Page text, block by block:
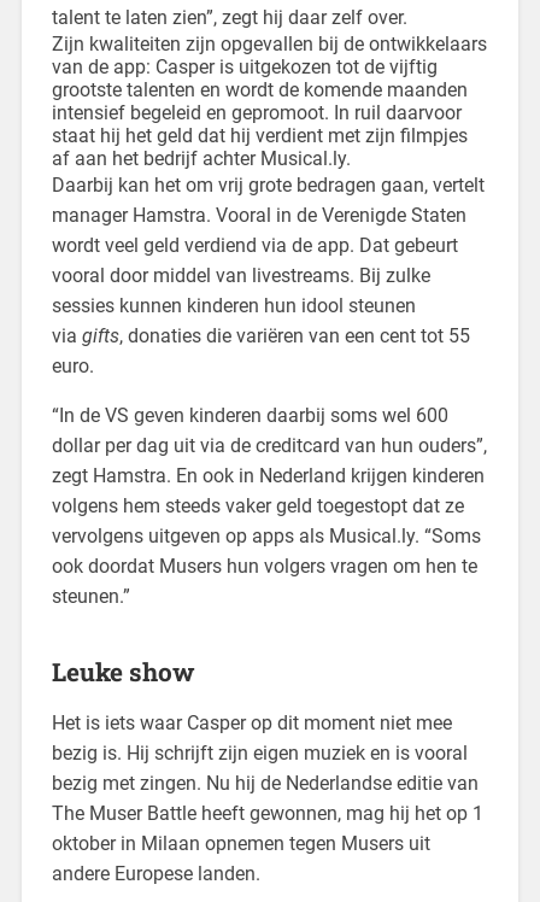
talent te laten zien”, zegt hij daar zelf over.
Zijn kwaliteiten zijn opgevallen bij de ontwikkelaars
van de app: Casper is uitgekozen tot de vijftig
grootste talenten en wordt de komende maanden
intensief begeleid en gepromoot. In ruil daarvoor
staat hij het geld dat hij verdient met zijn filmpjes
af aan het bedrijf achter Musical.ly.
Daarbij kan het om vrij grote bedragen gaan, vertelt
manager Hamstra. Vooral in de Verenigde Staten
wordt veel geld verdiend via de app. Dat gebeurt
vooral door middel van livestreams. Bij zulke
sessies kunnen kinderen hun idool steunen
via gifts, donaties die variëren van een cent tot 55
euro.
“In de VS geven kinderen daarbij soms wel 600
dollar per dag uit via de creditcard van hun ouders”,
zegt Hamstra. En ook in Nederland krijgen kinderen
volgens hem steeds vaker geld toegestopt dat ze
vervolgens uitgeven op apps als Musical.ly. “Soms
ook doordat Musers hun volgers vragen om hen te
steunen.”
Leuke show
Het is iets waar Casper op dit moment niet mee
bezig is. Hij schrijft zijn eigen muziek en is vooral
bezig met zingen. Nu hij de Nederlandse editie van
The Muser Battle heeft gewonnen, mag hij het op 1
oktober in Milaan opnemen tegen Musers uit
andere Europese landen.